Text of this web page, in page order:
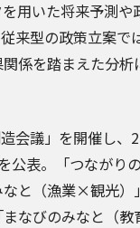
用いた将来予測や
来型の政策立案で
係を踏まえた分析
会議」を開催し、
公表。「つながり
と（漁業×観光）
まなびのみなと（